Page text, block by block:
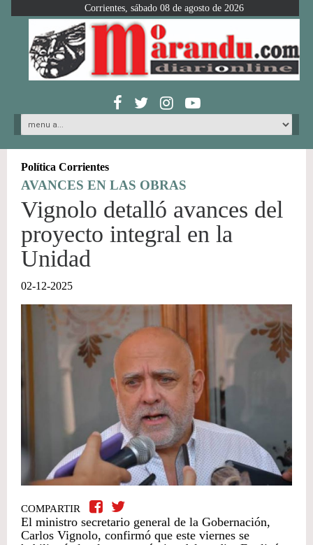
Corrientes, sábado 08 de agosto de 2026
Política Corrientes
AVANCES EN LAS OBRAS
Vignolo detalló avances del
proyecto integral en la
Unidad
02-12-2025
COMPARTIR
El ministro secretario general de la Gobernación,
Carlos Vignolo, confirmó que este viernes se